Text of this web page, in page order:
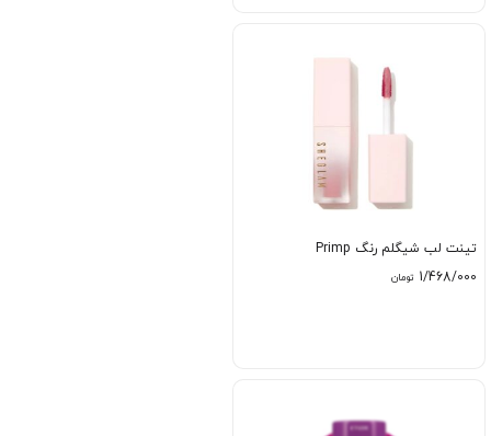
تینت لب شیگلم رنگ Primp
1/468/000 تومان